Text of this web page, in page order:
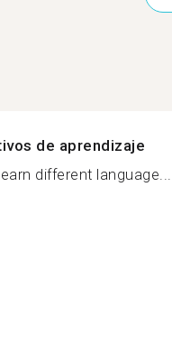
de aprendizaje
different language...